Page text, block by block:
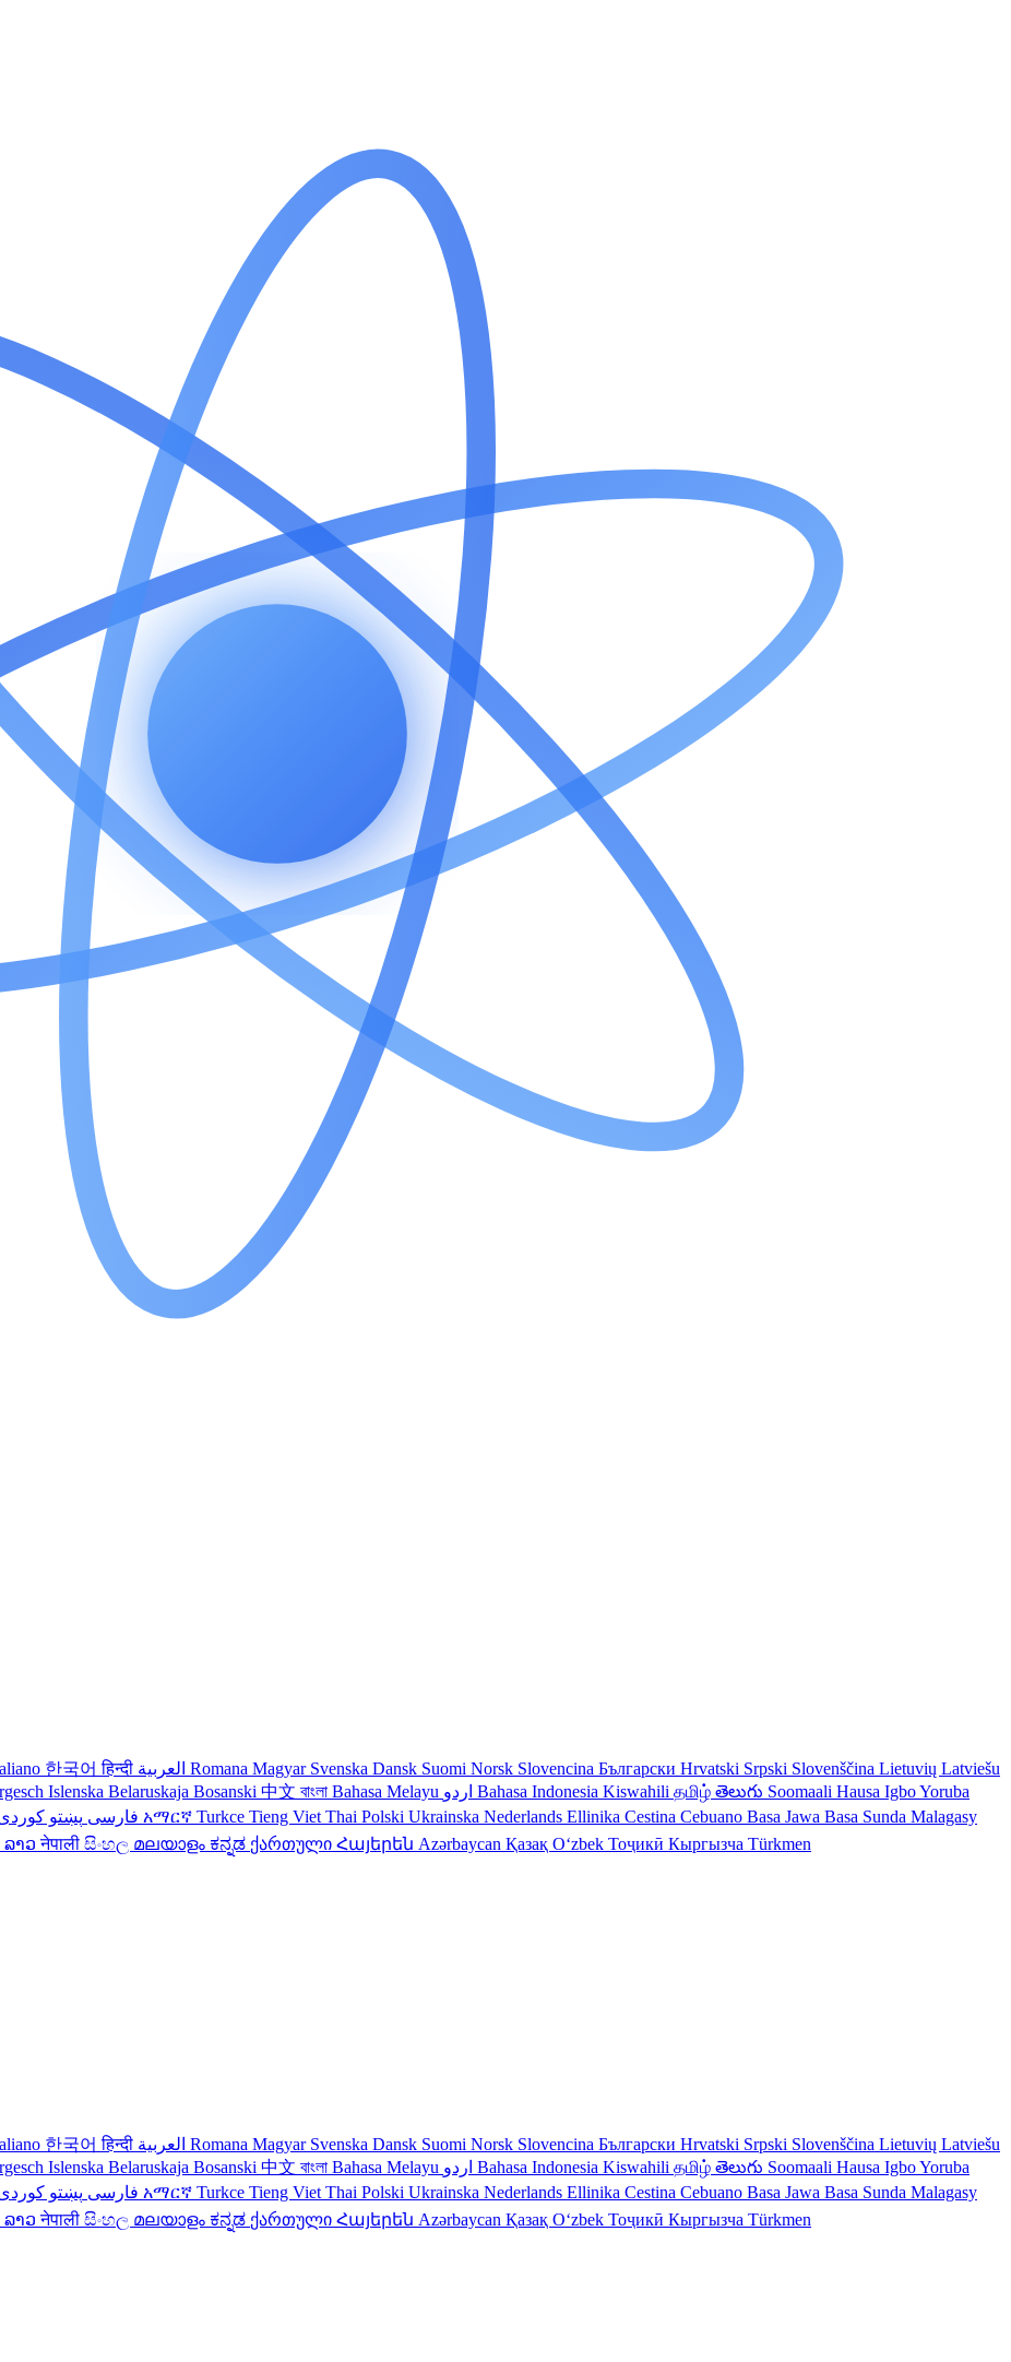
한국어हिन्दी Romana Magyar Svenska Dansk Suomi Norsk Slovencina Български Hrvatski Srpski Slovenščina Lietuvių Latviešu
Islenska Belaruskaja Bosanski 中文 বাংলা Bahasa Melayu Bahasa Indonesia Kiswahili தமிழ் తెలుగు Soomaali Hausa IgboYoruba
فارسی پښتو አማርኛ Turkce Tieng Viet Thai Polski Ukrainska Nederlands Ellinika Cestina Cebuano Basa Jawa Basa Sunda Malagasy
ລາວनेपाली සිංහල മലയാളം ಕನ್ನಡ ქართული Հայերեն Azərbaycan Қазақ Oʻzbek Тоҷикӣ Кыргызча Türkmen
한국어हिन्दी Romana Magyar Svenska Dansk Suomi Norsk Slovencina Български Hrvatski Srpski Slovenščina Lietuvių Latviešu
Islenska Belaruskaja Bosanski 中文 বাংলা Bahasa Melayu Bahasa Indonesia Kiswahili தமிழ் తెలుగు Soomaali Hausa IgboYoruba
فارسی پښتو አማርኛ Turkce Tieng Viet Thai Polski Ukrainska Nederlands Ellinika Cestina Cebuano Basa Jawa Basa Sunda Malagasy
ລາວनेपाली සිංහල മലയാളം ಕನ್ನಡ ქართული Հայերեն Azərbaycan Қазақ Oʻzbek Тоҷикӣ Кыргызча Türkmen